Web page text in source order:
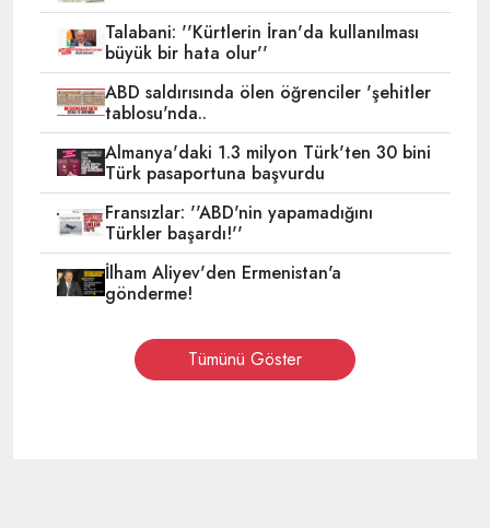
Talabani: ''Kürtlerin İran'da kullanılması
büyük bir hata olur''
ABD saldırısında ölen öğrenciler 'şehitler
tablosu'nda..
Almanya'daki 1.3 milyon Türk'ten 30 bini
Türk pasaportuna başvurdu
Fransızlar: ''ABD'nin yapamadığını
Türkler başardı!''
İlham Aliyev'den Ermenistan'a
gönderme!
Tümünü Göster